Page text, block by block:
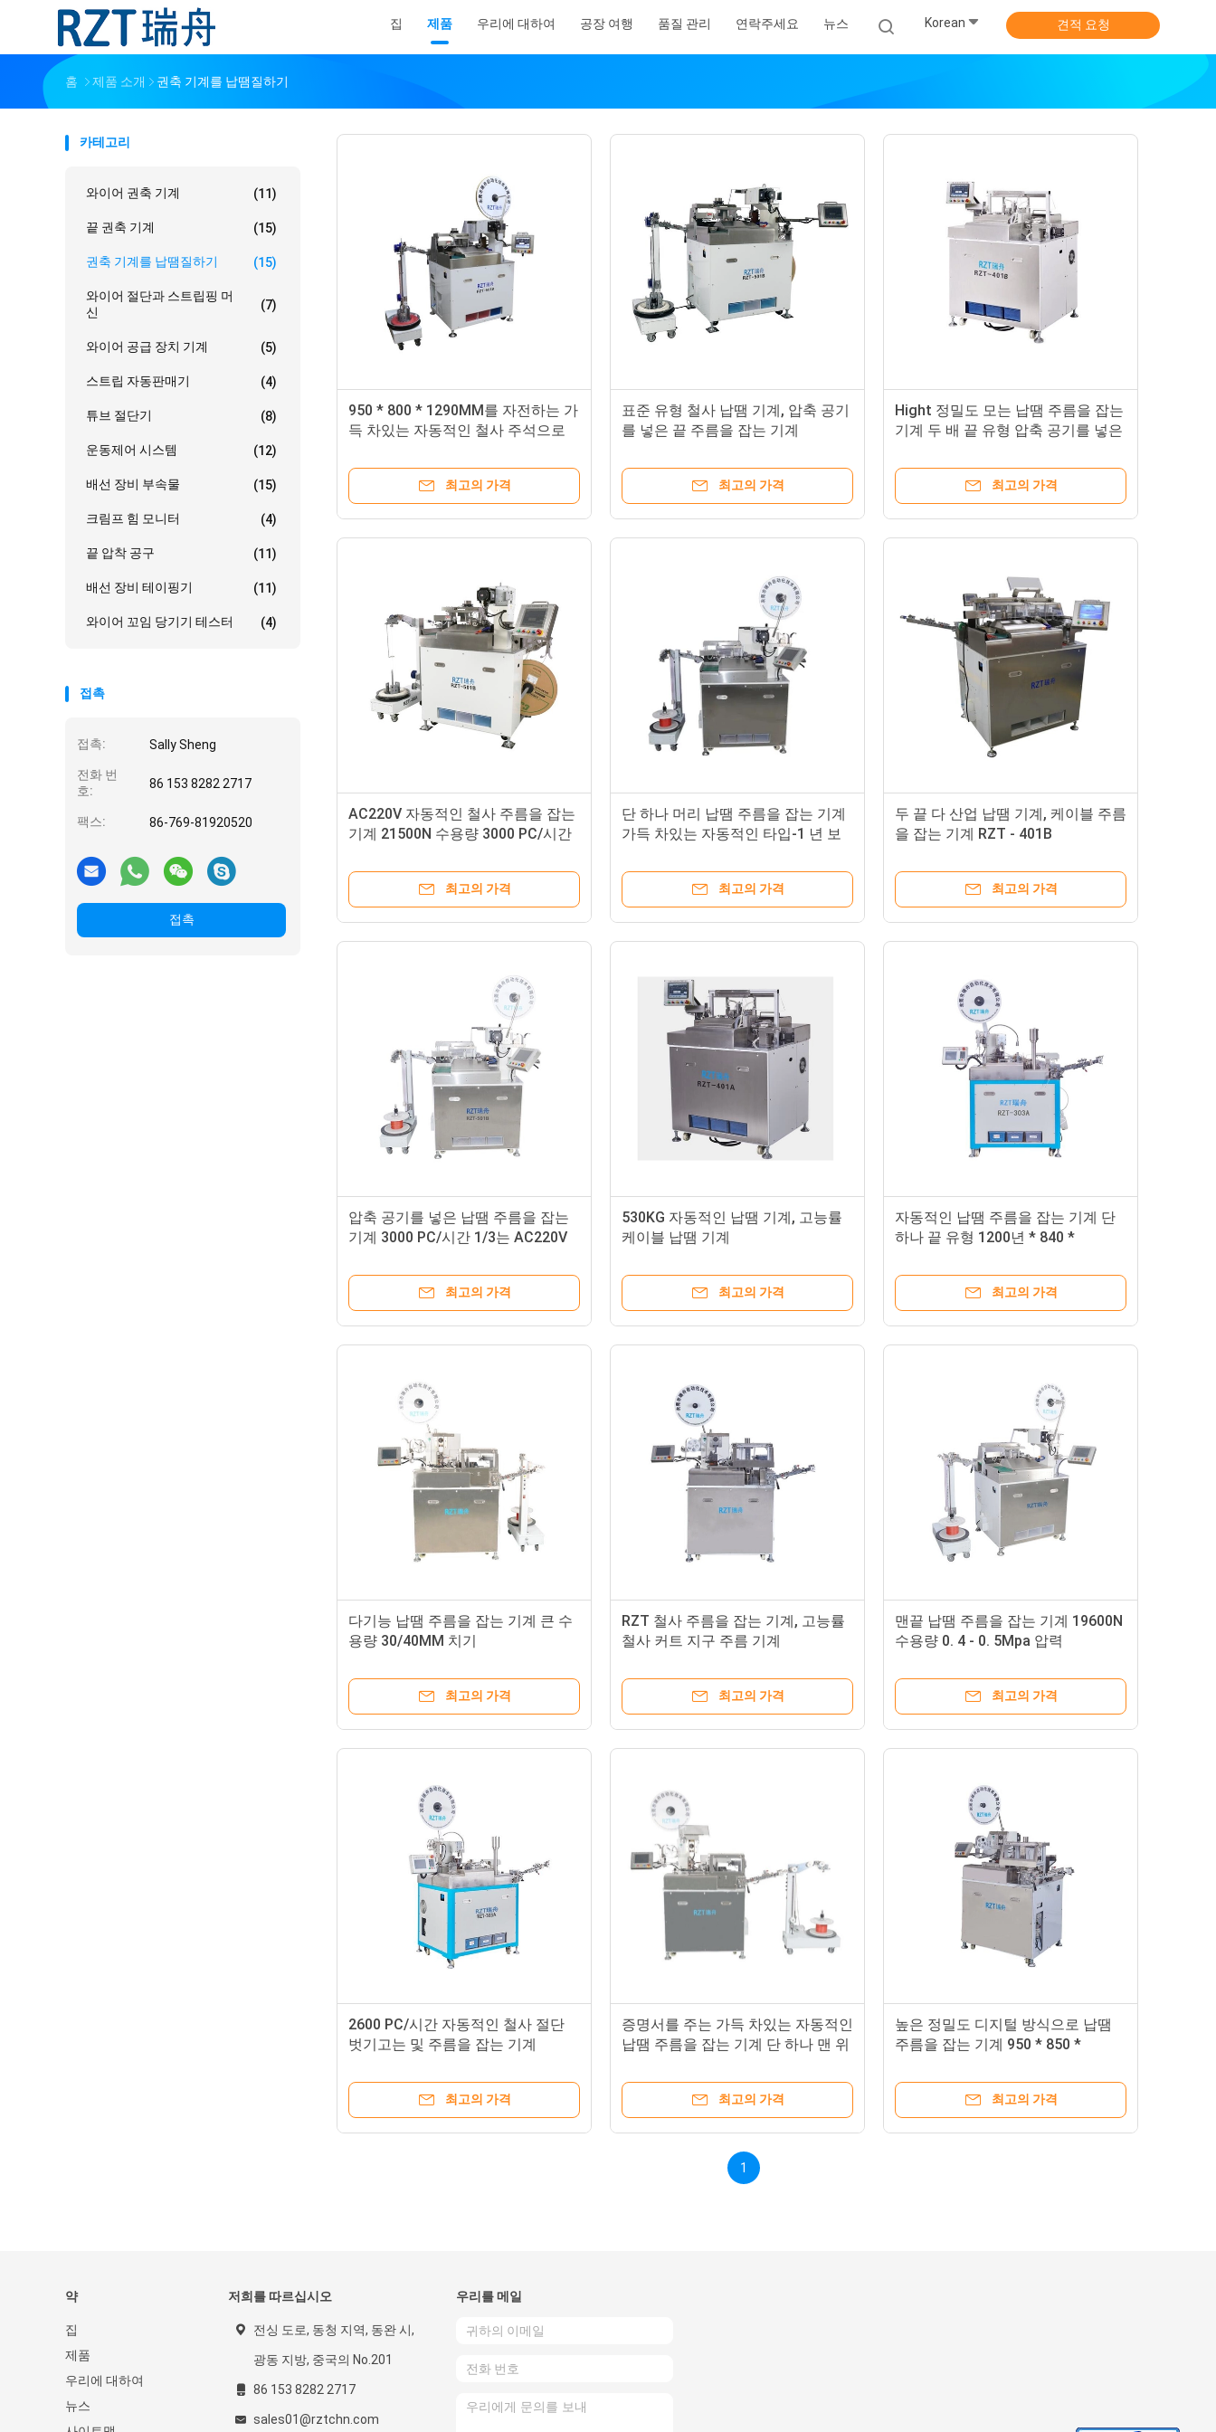
집 제품 우리에 대하여 공장 여행 품질 관리 연락주세요 뉴스 Korean 견적 요청
홈 제품 소개 권축 기계를 납땜질하기
카테고리
와이어 권축 기계 (11)
끝 권축 기계 (15)
권축 기계를 납땜질하기 (15)
와이어 절단과 스트립핑 머
신
(7)
와이어 공급 장치 기계 (5)
스트립 자동판매기 (4)
튜브 절단기 (8)
운동제어 시스템 (12)
배선 장비 부속물 (15)
크림프 힘 모니터 (4)
끝 압착 공구 (11)
배선 장비 테이핑기 (11)
와이어 꼬임 당기기 테스터 (4)
접촉
접촉: Sally Sheng
전화 번
호:
86 153 8282 2717
팩스: 86-769-81920520
접촉
950 * 800 * 1290MM를 자전하는 가
득 차있는 자동적인 철사 주석으로
최고의 가격
표준 유형 철사 납땜 기계, 압축 공기
를 넣은 끝 주름을 잡는 기계
최고의 가격
Hight 정밀도 모는 납땜 주름을 잡는
기계 두 배 끝 유형 압축 공기를 넣은
최고의 가격
AC220V 자동적인 철사 주름을 잡는
기계 21500N 수용량 3000 PC/시간
최고의 가격
단 하나 머리 납땜 주름을 잡는 기계
가득 차있는 자동적인 타입-1 년 보
최고의 가격
두 끝 다 산업 납땜 기계, 케이블 주름
을 잡는 기계 RZT - 401B
최고의 가격
압축 공기를 넣은 납땜 주름을 잡는
기계 3000 PC/시간 1/3는 AC220V
최고의 가격
530KG 자동적인 납땜 기계, 고능률
케이블 납땜 기계
최고의 가격
자동적인 납땜 주름을 잡는 기계 단
하나 끝 유형 1200년 * 840 *
최고의 가격
다기능 납땜 주름을 잡는 기계 큰 수
용량 30/40MM 치기
최고의 가격
RZT 철사 주름을 잡는 기계, 고능률
철사 커트 지구 주름 기계
최고의 가격
맨끝 납땜 주름을 잡는 기계 19600N
수용량 0. 4 - 0. 5Mpa 압력
최고의 가격
2600 PC/시간 자동적인 철사 절단
벗기고는 및 주름을 잡는 기계
최고의 가격
증명서를 주는 가득 차있는 자동적인
납땜 주름을 잡는 기계 단 하나 맨 위
최고의 가격
높은 정밀도 디지털 방식으로 납땜
주름을 잡는 기계 950 * 850 *
최고의 가격
1
약
집
제품
우리에 대하여
뉴스
저희를 따르십시오
전싱 도로, 동청 지역, 동완 시,
광동 지방, 중국의 No.201
86 153 8282 2717
sales01@rztchn.com
우리를 메일